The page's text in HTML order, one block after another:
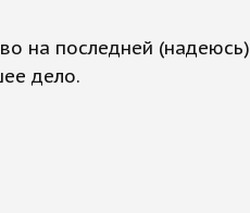
на последней (надеюсь)
дело.